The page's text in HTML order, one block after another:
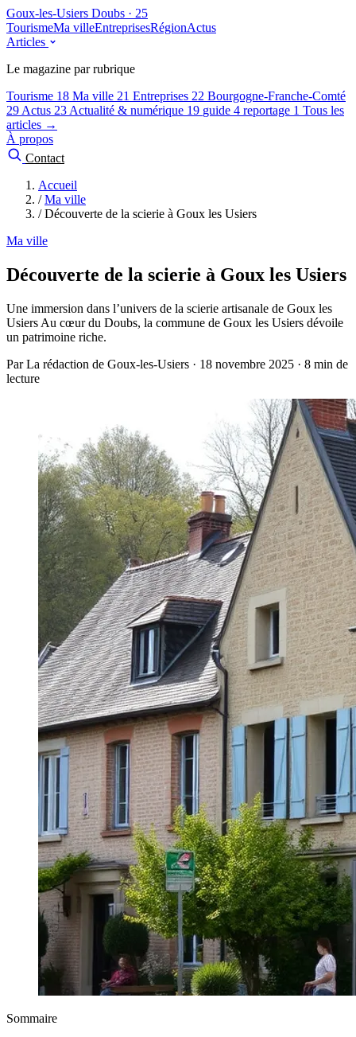
Goux-les-Usiers Doubs · 25
TourismeMa villeEntreprisesRégionActus
Articles
Le magazine par rubrique
Tourisme 18 Ma ville 21 Entreprises 22 Bourgogne-Franche-Comté
29 Actus 23 Actualité & numérique 19 guide 4 reportage 1 Tous les
articles →
À propos
Contact
Accueil
/ Ma ville
/ Découverte de la scierie à Goux les Usiers
Ma ville
Découverte de la scierie à Goux les Usiers
Une immersion dans l’univers de la scierie artisanale de Goux les
Usiers Au cœur du Doubs, la commune de Goux les Usiers dévoile
un patrimoine riche.
Par La rédaction de Goux-les-Usiers · 18 novembre 2025 · 8 min de
lecture
Sommaire